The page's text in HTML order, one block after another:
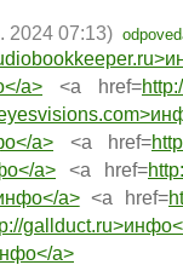
2024 07:13)
a> <a href=
a> <a href=
a> <a href=
a><a href=
a>